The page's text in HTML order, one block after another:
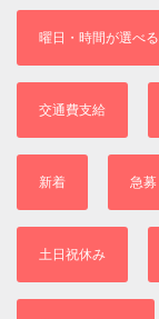
曜日・時間が選べる
交通費支給
新着 急募
土日祝休み